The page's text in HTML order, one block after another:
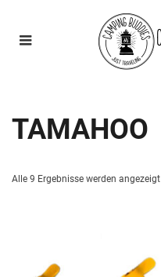
TAMAHOO
Alle 9 Ergebnisse werden angezeigt